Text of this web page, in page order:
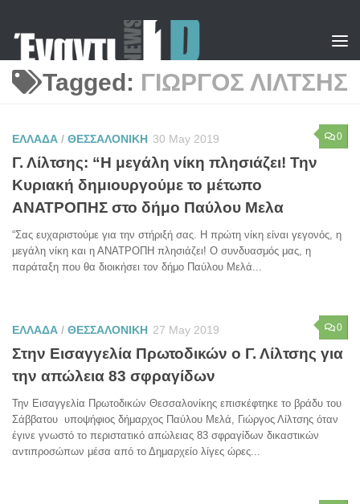
Tagged: ΓΙΩΡΓΟΣ ΛΙΛΤΣΗΣ
0
ΕΛΛΑΔΑ / ΘΕΣΣΑΛΟΝΙΚΗ 30 May 2019
Γ. Λίλτσης: “Η μεγάλη νίκη πλησιάζει! Την
Κυριακή δημιουργούμε το μέτωπο
ΑΝΑΤΡΟΠΗΣ στο δήμο Παύλου Μελα
“Σας ευχαριστούμε για την στήριξή σας. Η πρώτη νίκη είναι γεγονός, η
μεγάλη νίκη και η ΑΝΑΤΡΟΠΗ πλησιάζει! Ο συνδυασμός μας, η
παράταξη που θα διοικήσει τον δήμο Παύλου Μελά...
0
ΕΛΛΑΔΑ / ΘΕΣΣΑΛΟΝΙΚΗ 27 May 2019
Στην Εισαγγελία Πρωτοδικών ο Γ. Λίλτσης για
την απώλεια 83 σφραγίδων
Την Εισαγγελία Πρωτοδικών Θεσσαλονίκης επισκέφτηκε το βράδυ του
Σάββατου υποψήφιος δήμαρχος Παύλου Μελά, Γιώργος Λίλτσης όταν
έγινε γνωστό το περιστατικό απώλειας 83 σφραγίδων δικαστικών
αντιπροσώπων μέσα από το Δημαρχείο λίγες ώρες...